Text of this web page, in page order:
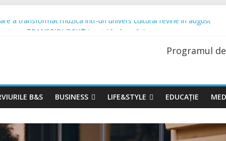
a transformat muzica într-un univers cultural revine în august
cu o premieră spectaculoasă: „Lacul Lebedelor”, cu Iana Salenko
a timpului liber modelează preferințele românilor atunci când
Programul
B&S BUSINESS LIFE&STYLE EDUCAȚIE